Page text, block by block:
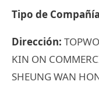
Tipo de
Dirección:
KIN ON
SHEUNG WAN